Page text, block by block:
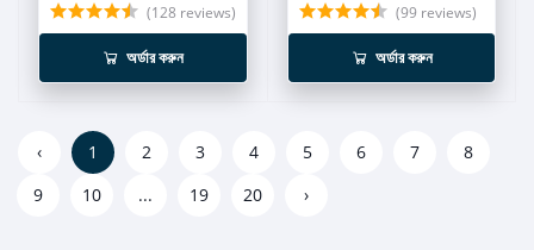
(128 reviews)
অর্ডার করুন
(99 reviews)
অর্ডার করুন
‹ 1 2 3 4 5 6 7
8
9
10 ... 19 20 ›